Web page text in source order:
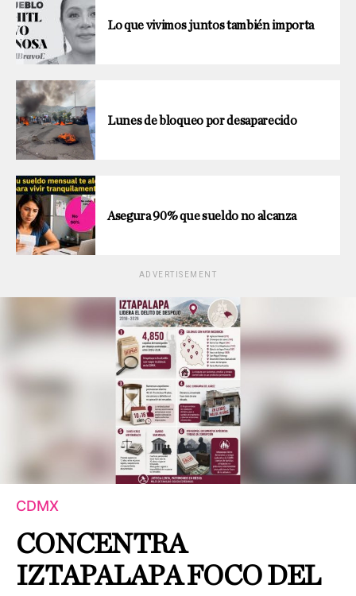
Lo que vivimos juntos también importa
Lunes de bloqueo por desaparecido
Asegura 90% que sueldo no alcanza
ADVERTISEMENT
CDMX
CONCENTRA
IZTAPALAPA FOCO DEL